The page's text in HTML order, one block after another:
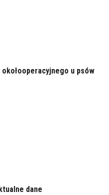
u psów
dane